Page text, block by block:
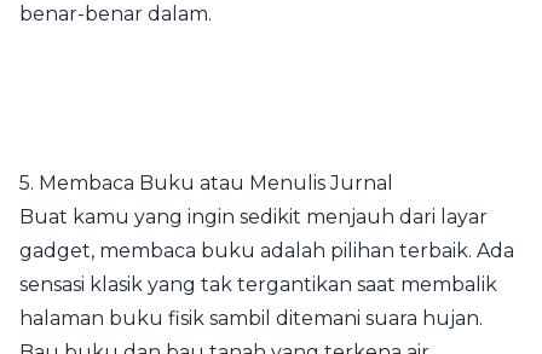
benar-benar dalam.
5. Membaca Buku atau Menulis Jurnal
Buat kamu yang ingin sedikit menjauh dari layar
gadget, membaca buku adalah pilihan terbaik. Ada
sensasi klasik yang tak tergantikan saat membalik
halaman buku fisik sambil ditemani suara hujan.